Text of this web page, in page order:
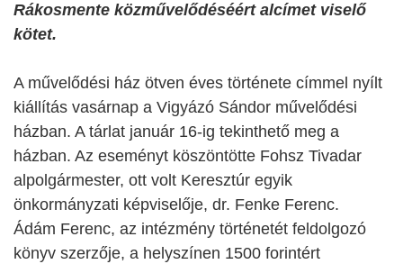
Rákosmente közművelődéséért alcímet viselő
kötet.
A művelődési ház ötven éves története címmel nyílt
kiállítás vasárnap a Vigyázó Sándor művelődési
házban. A tárlat január 16-ig tekinthető meg a
házban. Az eseményt köszöntötte Fohsz Tivadar
alpolgármester, ott volt Keresztúr egyik
önkormányzati képviselője, dr. Fenke Ferenc.
Ádám Ferenc, az intézmény történetét feldolgozó
könyv szerzője, a helyszínen 1500 forintért